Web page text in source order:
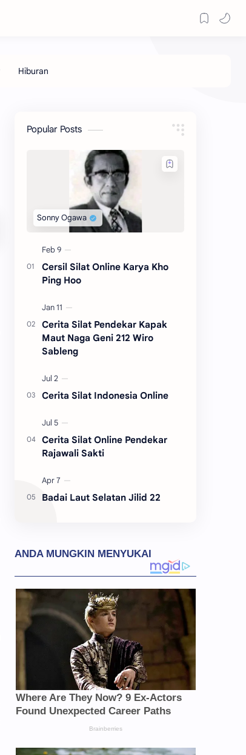
Popular Posts
Cersil Silat Online Karya Kho
Ping Hoo
Cerita Silat Pendekar Kapak
Maut Naga Geni 212 Wiro
Sableng
Cerita Silat Indonesia Online
Cerita Silat Online Pendekar
Rajawali Sakti
Badai Laut Selatan Jilid 22